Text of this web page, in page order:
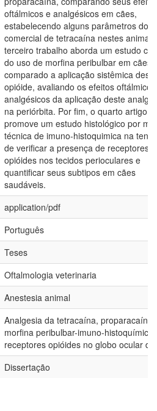
oftálmicos e analgésicos em cães,
estabelecendo alguns parâmetros do
comercial de tetracaína nestes
terceiro trabalho aborda um estudo
do uso de morfina peribulbar em cães,
comparado a aplicação sistêmica deste
opióide, avaliando os efeitos
analgésicos da aplicação deste
na periórbita. Por fim, o quarto artigo
promove um estudo histológico por
técnica de imuno-histoquimica na
de verificar a presença de receptores
opióides nos tecidos perioculares e
quantificar seus subtipos em cães
saudáveis.
application/pdf
Português
Teses
Oftalmologia veterinaria
Anestesia animal
Analgesia da tetracaína, proparacaína
morfina peribulbar-imuno-histoquímica
receptores opióides no globo ocular
Dissertação